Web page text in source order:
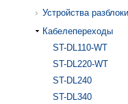
Устройства
Кабелепереходы
ST-DL110-WT
ST-DL220-WT
ST-DL240
ST-DL340